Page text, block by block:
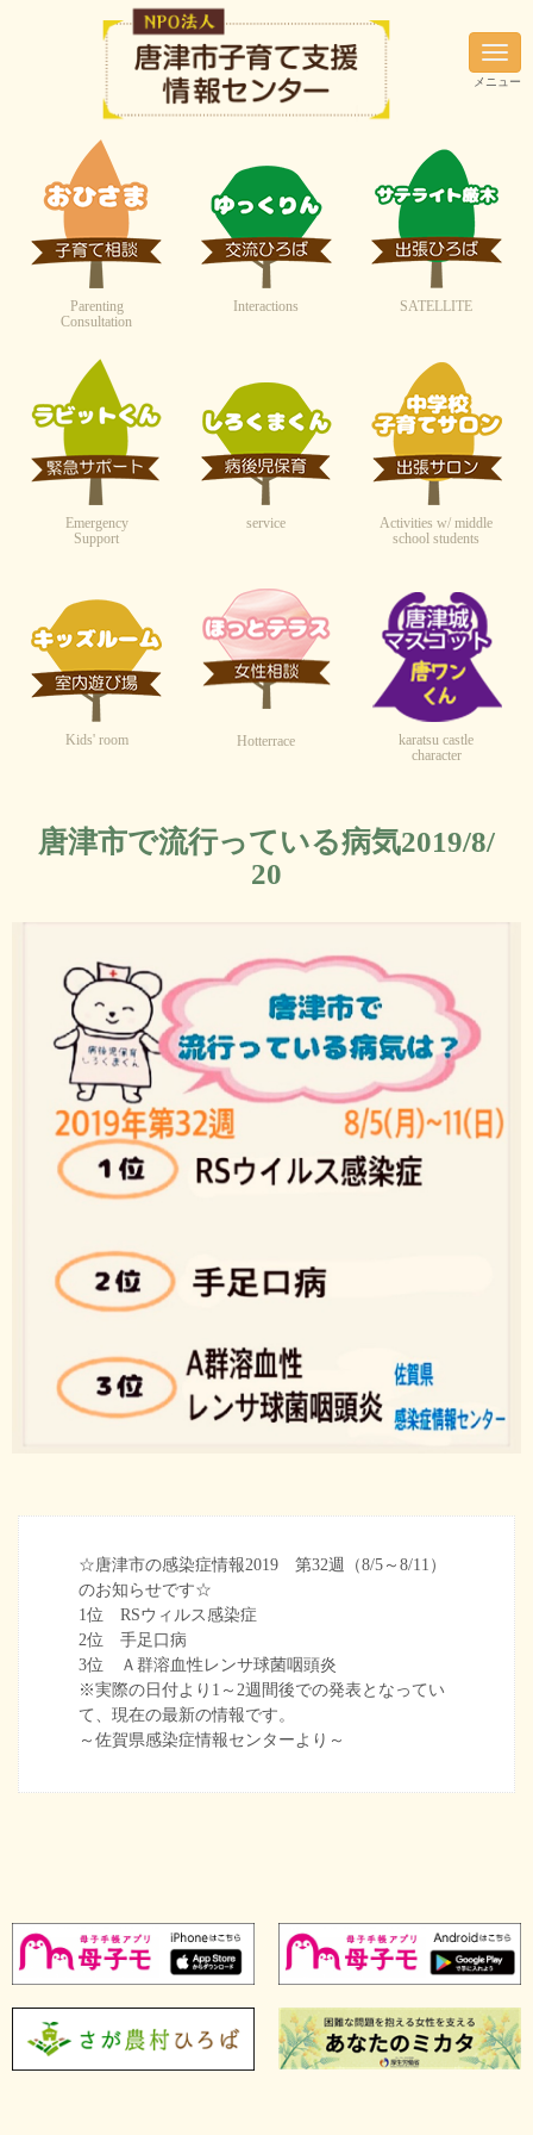
N
a
v
i
o
メニュー
Parenting
Consultation
Interactions SATELLITE
Emergency
Support
service
Activities w/ middle
school students
Kids' room Hotterrace
karatsu castle
character
唐津市で流行っている病気2019/8/
20
☆唐津市の感染症情報2019 第32週（8/5～8/11）
のお知らせです☆
1位 RSウィルス感染症
2位 手足口病
3位 Ａ群溶血性レンサ球菌咽頭炎
※実際の日付より1～2週間後での発表となってい
て、現在の最新の情報です。
～佐賀県感染症情報センターより～